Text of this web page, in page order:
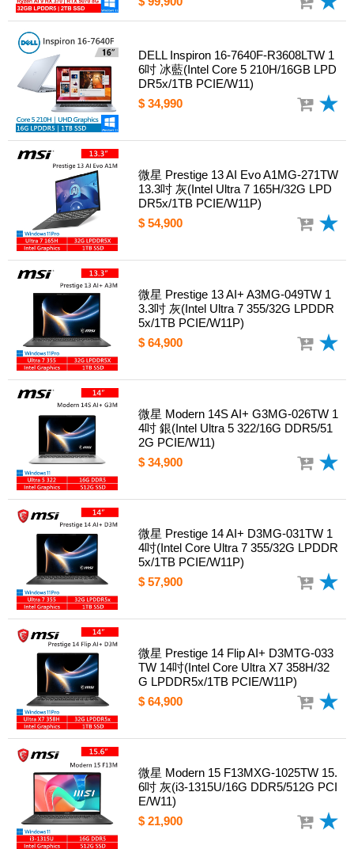
DELL Inspiron 16-7640F-R3608LTW 1
6吋 冰藍(Intel Core 5 210H/16GB LPD
DR5x/1TB PCIE/W11)
$ 34,990
微星 Prestige 13 AI Evo A1MG-271TW
13.3吋 灰(Intel Ultra 7 165H/32G LPD
DR5x/1TB PCIE/W11P)
$ 54,900
微星 Prestige 13 AI+ A3MG-049TW 1
3.3吋 灰(Intel Ultra 7 355/32G LPDDR
5x/1TB PCIE/W11P)
$ 64,900
微星 Modern 14S AI+ G3MG-026TW 1
4吋 銀(Intel Ultra 5 322/16G DDR5/51
2G PCIE/W11)
$ 34,900
微星 Prestige 14 AI+ D3MG-031TW 1
4吋(Intel Core Ultra 7 355/32G LPDDR
5x/1TB PCIE/W11P)
$ 57,900
微星 Prestige 14 Flip AI+ D3MTG-033
TW 14吋(Intel Core Ultra X7 358H/32
G LPDDR5x/1TB PCIE/W11P)
$ 64,900
微星 Modern 15 F13MXG-1025TW 15.
6吋 灰(i3-1315U/16G DDR5/512G PCI
E/W11)
$ 21,900